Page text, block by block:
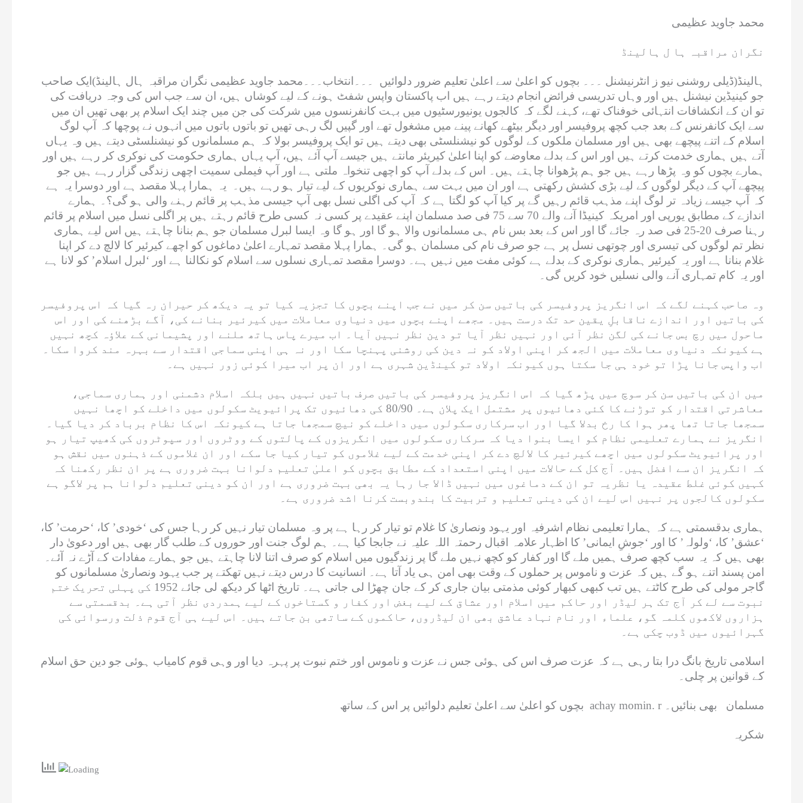
محمد جاوید عظیمی
نگران مراقبہ ہا ل ہالینڈ
ہالینڈ(ڈیلی روشنی نیو ز انٹرنیشنل ۔۔۔ بچوں کو اعلیٰ سے اعلیٰ تعلیم ضرور دلوائیں ۔۔۔انتخاب۔۔۔محمد جاوید عظیمی نگران مراقبہ ہال ہالینڈ)ایک صاحب
جو کینیڈین نیشنل ہیں اور وہاں تدریسی فرائض انجام دیتے رہے ہیں اب پاکستان واپس شفٹ ہونے کے لیے کوشاں ہیں، ان سے جب اس کی وجہ دریافت کی
تو ان کے انکشافات انتہائی خوفناک تھے، کہنے لگے کہ کالجوں یونیورسٹیوں میں بہت کانفرنسوں میں شرکت کی جن میں چند ایک اسلام پر بھی تھیں ان میں
سے ایک کانفرنس کے بعد جب کچھ پروفیسر اور دیگر بیٹھے کھانے پینے میں مشغول تھے اور گپیں لگ رہی تھیں تو باتوں باتوں میں انہوں نے پوچھا کہ آپ لوگ
اسلام کے اتنے پیچھے بھی ہیں اور مسلمان ملکوں کے لوگوں کو نیشنلسٹی بھی دیتے ہیں تو ایک پروفیسر بولا کہ ہم مسلمانوں کو نیشنلسٹی دیتے ہیں وہ یہاں
آتے ہیں ہماری خدمت کرتے ہیں اور اس کے بدلے معاوضے کو اپنا اعلیٰ کیریئر مانتے ہیں جیسے آپ آئے ہیں، آپ یہاں ہماری حکومت کی نوکری کر رہے ہیں اور
ہمارے بچوں کو وہ پڑھا رہے ہیں جو ہم پڑھوانا چاہتے ہیں۔ اس کے بدلے آپ کو اچھی تنخواہ ملتی ہے اور آپ فیملی سمیت اچھی زندگی گزار رہے ہیں جو
پیچھے آپ کے دیگر لوگوں کے لیے بڑی کشش رکھتی ہے اور ان میں بہت سے ہماری نوکریوں کے لیے تیار ہو رہے ہیں۔ یہ ہمارا پہلا مقصد ہے اور دوسرا یہ ہے
کہ آپ جیسے زیادہ تر لوگ اپنے مذہب قائم رہیں گے پر کیا آپ کو لگتا ہے کہ آپ کی اگلی نسل بھی آپ جیسی مذہب پر قائم رہنے والی ہو گی؟۔ ہمارے
اندازے کے مطابق یورپی اور امریکہ کینیڈا آنے والے 70 سے 75 فی صد مسلمان اپنے عقیدے پر کسی نہ کسی طرح قائم رہتے ہیں پر اگلی نسل میں اسلام پر قائم
رہنا صرف 20-25 فی صد رہ جائے گا اور اس کے بعد بس نام ہی مسلمانوں والا ہو گا اور ہو گا وہ ایسا لبرل مسلمان جو ہم بنانا چاہتے ہیں اس لیے ہماری
نظر تم لوگوں کی تیسری اور چوتھی نسل پر ہے جو صرف نام کی مسلمان ہو گی۔ ہمارا پہلا مقصد تمہارے اعلیٰ دماغوں کو اچھے کیرئیر کا لالچ دے کر اپنا
غلام بنانا ہے اور یہ کیرئیر ہماری نوکری کے بدلے ہے کوئی مفت میں نہیں ہے۔ دوسرا مقصد تمہاری نسلوں سے اسلام کو نکالنا ہے اور ‘لبرل اسلام’ کو لانا ہے
اور یہ کام تمہاری آنے والی نسلیں خود کریں گی۔
وہ صاحب کہنے لگے کہ اس انگریز پروفیسر کی باتیں سن کر میں نے جب اپنے بچوں کا تجزیہ کیا تو یہ دیکھ کر حیران رہ گیا کہ اس پروفیسر
کی باتیں اور اندازے ناقابلِ یقین حد تک درست ہیں۔ مجھے اپنے بچوں میں دنیاوی معاملات میں کیرئیر بنانے کی، آگے بڑھنے کی اور اس
ماحول میں رچ بس جانے کی لگن نظر آئی اور نہیں نظر آیا تو دین نظر نہیں آیا۔ اب میرے پاس ہاتھ ملنے اور پشیمانی کے علاؤہ کچھ نہیں
ہے کیونکہ دنیاوی معاملات میں الجھ کر اپنی اولاد کو نہ دین کی روشنی پہنچا سکا اور نہ ہی اپنی سماجی اقتدار سے بہرہ مند کروا سکا۔
اب واپس جانا پڑا تو خود ہی جا سکتا ہوں کیونکہ اولاد تو کینڈین شہری ہے اور ان پر اب میرا کوئی زور نہیں ہے۔
میں ان کی باتیں سن کر سوچ میں پڑھ گیا کہ اس انگریز پروفیسر کی باتیں صرف باتیں نہیں ہیں بلکہ اسلام دشمنی اور ہماری سماجی،
معاشرتی اقتدار کو توڑنے کا کئی دھائیوں پر مشتمل ایک پلان ہے۔ 80/90 کی دھائیوں تک پرائیویٹ سکولوں میں داخلے کو اچھا نہیں
سمجھا جاتا تھا پھر ہوا کا رخ بدلا گیا اور اب سرکاری سکولوں میں داخلے کو نیچ سمجھا جاتا ہے کیونکہ اس کا نظام برباد کر دیا گیا۔
انگریز نے ہمارے تعلیمی نظام کو ایسا بنوا دیا کہ سرکاری سکولوں میں انگریزوں کے پالتوں کے ووٹروں اور سپوٹروں کی کھیپ تیار ہو
اور پرائیویٹ سکولوں میں اچھے کیرئیر کا لالچ دے کر اپنی خدمت کے لیے غلاموں کو تیار کیا جا سکے اور ان غلاموں کے ذہنوں میں نقش ہو
کہ انگریز ان سے افضل ہیں۔ آج کل کے حالات میں اپنی استعداد کے مطابق بچوں کو اعلیٰ تعلیم دلوانا بہت ضروری ہے پر ان نظر رکھنا کہ
کہیں کوئی غلط عقیدہ یا نظریہ تو ان کے دماغوں میں نہیں ڈالا جا رہا یہ بھی بہت ضروری ہے اور ان کو دینی تعلیم دلوانا ہم پر لاگو ہے
سکولوں کالجوں پر نہیں اس لیے ان کی دینی تعلیم و تربیت کا بندوبست کرنا اشد ضروری ہے۔
ہماری بدقسمتی ہے کہ ہمارا تعلیمی نظام اشرفیہ اور یہود ونصاریٰ کا غلام تو تیار کر رہا ہے پر وہ مسلمان تیار نہیں کر رہا جس کی ‘خودی’ کا، ‘حرمت’ کا،
‘عشق’ کا، ‘ولولہ’ کا اور ‘جوشِ ایمانی’ کا اظہار علامہ اقبال رحمتہ اللہ علیہ نے جابجا کیا ہے۔ ہم لوگ جنت اور حوروں کے طلب گار بھی ہیں اور دعویٰ دار
بھی ہیں کہ یہ سب کچھ صرف ہمیں ملے گا اور کفار کو کچھ نہیں ملے گا پر زندگیوں میں اسلام کو صرف اتنا لانا چاہتے ہیں جو ہمارے مفادات کے آڑے نہ آئے۔
امن پسند اتنے ہو گے ہیں کہ عزت و ناموس پر حملوں کے وقت بھی امن ہی یاد آتا ہے۔ انسانیت کا درس دیتے نہیں تھکتے پر جب یہود ونصاریٰ مسلمانوں کو
گاجر مولی کی طرح کاٹتے ہیں تب کبھی کبھار کوئی مذمتی بیان جاری کر کے جان چھڑا لی جاتی ہے۔ تاریخ اٹھا کر دیکھ لی جائے 1952 کی پہلی تحریک ختم
نبوت سے لے کر آج تک ہر لیڈر اور حاکم میں اسلام اور عشاق کے لیے بغض اور کفار و گستاخوں کے لیے ہمدردی نظر آتی ہے۔ بدقسمتی سے
ہزاروں لاکھوں کلمہ گو، علماء اور نام نہاد عاشق بھی ان لیڈروں، حاکموں کے ساتھی بن جاتے ہیں۔ اس لیے ہی آج قوم ذلت ورسوائی کی
گہرائیوں میں ڈوب چکی ہے۔
اسلامی تاریخ بانگ درا بتا رہی ہے کہ عزت صرف اس کی ہوئی جس نے عزت و ناموس اور ختم نبوت پر پہرہ دیا اور وہی قوم کامیاب ہوئی جو دین حق اسلام
کے قوانین پر چلی۔
بچوں کو اعلیٰ سے اعلیٰ تعلیم دلوائیں پر اس کے ساتھ achay momin. r مسلمان بھی بنائیں۔
شکریہ